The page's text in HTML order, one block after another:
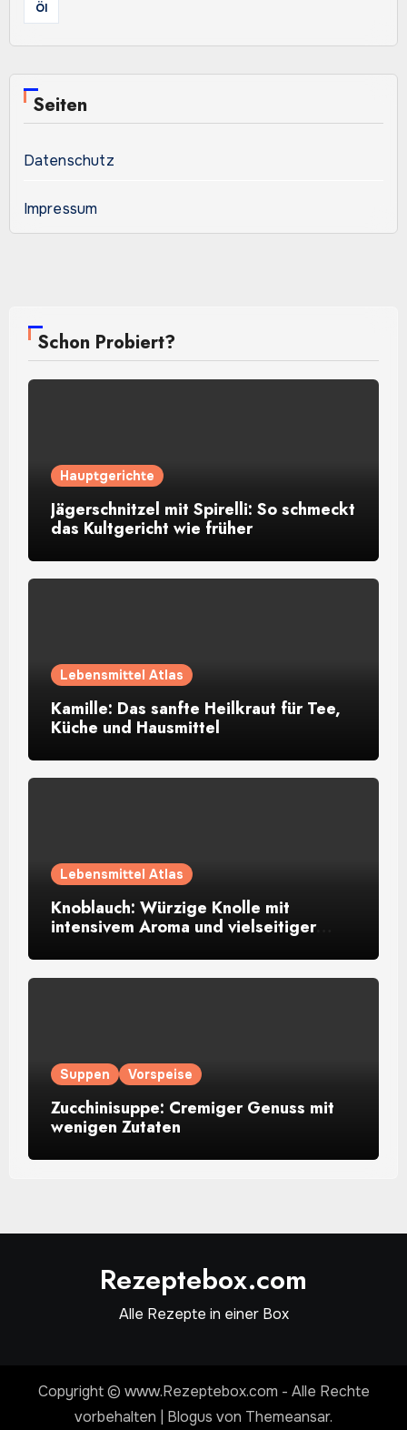
Öl
Seiten
Datenschutz
Impressum
Schon Probiert?
Hauptgerichte
Jägerschnitzel mit Spirelli: So schmeckt
das Kultgericht wie früher
Lebensmittel Atlas
Kamille: Das sanfte Heilkraut für Tee,
Küche und Hausmittel
Lebensmittel Atlas
Knoblauch: Würzige Knolle mit
intensivem Aroma und vielseitiger
Suppen Vorspeise
Zucchinisuppe: Cremiger Genuss mit
wenigen Zutaten
Rezeptebox.com
Alle Rezepte in einer Box
Copyright © www.Rezeptebox.com - Alle Rechte
vorbehalten
Blogus von Themeansar.